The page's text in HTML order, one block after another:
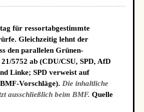
für ressortabgestimmte
Gleichzeitig lehnt der
den parallelen Grünen-
5752 ab (CDU/CSU, SPD, AfD
Linke; SPD verweist auf
Vorschläge). Die inhaltliche
ausschließlich beim BMF. Quelle